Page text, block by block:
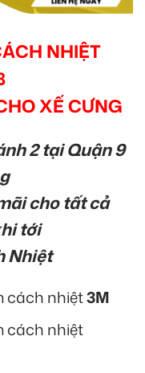
NHIỆT
XẾ CƯNG
2 tại Quận 9
cho tất cả
tới
Nhiệt
cách nhiệt3M
cách nhiệt